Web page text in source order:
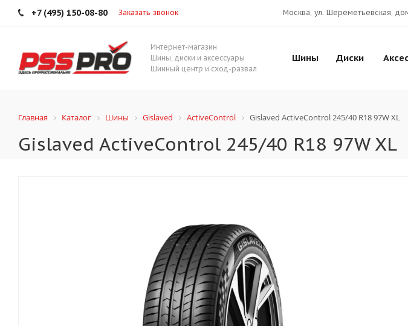
+7 (495) 150-08-80 Заказать звонок Москва, ул. Шереметьевская,
Интернет-магазин
Шины, диски и аксессуары
Шинный центр и сход-развал
Шины Диски
Главная Каталог Шины Gislaved ActiveControl Gislaved ActiveControl 245/40 R18 97W XL
Gislaved ActiveControl 245/40 R18 97W XL